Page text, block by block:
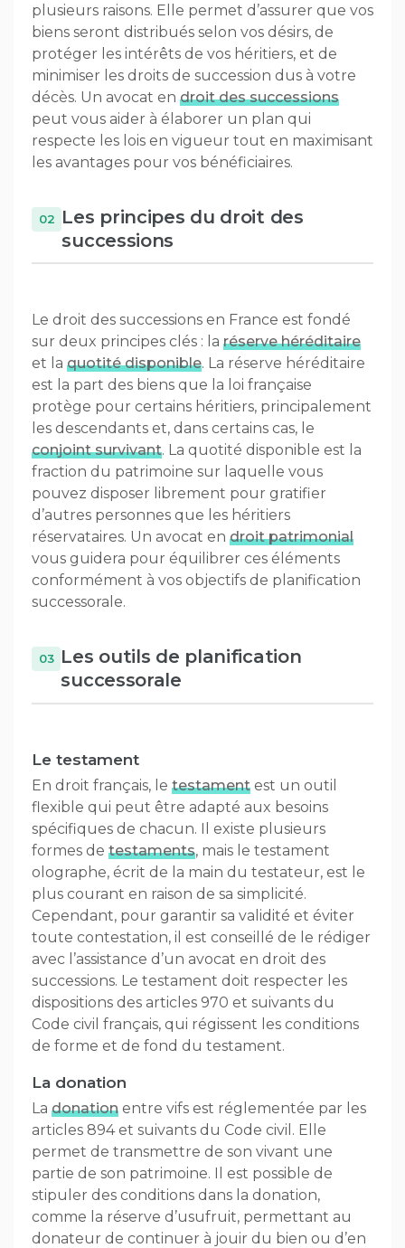
plusieurs raisons. Elle permet d’assurer que vos
biens seront distribués selon vos désirs, de
protéger les intérêts de vos héritiers, et de
minimiser les droits de succession dus à votre
décès. Un avocat en droit des successions
peut vous aider à élaborer un plan qui
respecte les lois en vigueur tout en maximisant
les avantages pour vos bénéficiaires.
Les principes du droit des
successions
Le droit des successions en France est fondé
sur deux principes clés : la réserve héréditaire
et la quotité disponible. La réserve héréditaire
est la part des biens que la loi française
protège pour certains héritiers, principalement
les descendants et, dans certains cas, le
conjoint survivant. La quotité disponible est la
fraction du patrimoine sur laquelle vous
pouvez disposer librement pour gratifier
d’autres personnes que les héritiers
réservataires. Un avocat en droit patrimonial
vous guidera pour équilibrer ces éléments
conformément à vos objectifs de planification
successorale.
Les outils de planification
successorale
Le testament
En droit français, le testament est un outil
flexible qui peut être adapté aux besoins
spécifiques de chacun. Il existe plusieurs
formes de testaments, mais le testament
olographe, écrit de la main du testateur, est le
plus courant en raison de sa simplicité.
Cependant, pour garantir sa validité et éviter
toute contestation, il est conseillé de le rédiger
avec l’assistance d’un avocat en droit des
successions. Le testament doit respecter les
dispositions des articles 970 et suivants du
Code civil français, qui régissent les conditions
de forme et de fond du testament.
La donation
La donation entre vifs est réglementée par les
articles 894 et suivants du Code civil. Elle
permet de transmettre de son vivant une
partie de son patrimoine. Il est possible de
stipuler des conditions dans la donation,
comme la réserve d’usufruit, permettant au
donateur de continuer à jouir du bien ou d’en